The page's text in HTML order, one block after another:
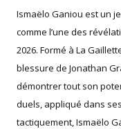
Ismaëlo Ganiou est un
comme l’une des
2026. Formé à La
blessure de Jonathan
démontrer tout son
duels, appliqué dans
tactiquement, Ismaëlo